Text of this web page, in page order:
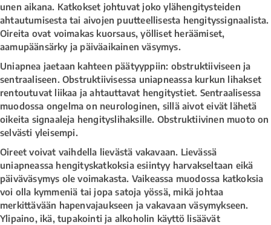
unen aikana. Katkokset johtuvat joko ylähengitysteiden
ahtautumisesta tai aivojen puutteellisesta hengityssignaalista.
Oireita ovat voimakas kuorsaus, yölliset heräämiset,
aamupäänsärky ja päiväaikainen väsymys.
Uniapnea jaetaan kahteen päätyyppiin: obstruktiiviseen ja
sentraaliseen. Obstruktiivisessa uniapneassa kurkun lihakset
rentoutuvat liikaa ja ahtauttavat hengitystiet. Sentraalisessa
muodossa ongelma on neurologinen, sillä aivot eivät lähetä
oikeita signaaleja hengityslihaksille. Obstruktiivinen muoto on
selvästi yleisempi.
Oireet voivat vaihdella lievästä vakavaan. Lievässä
uniapneassa hengityskatkoksia esiintyy harvakseltaan eikä
päiväväsymys ole voimakasta. Vaikeassa muodossa katkoksia
voi olla kymmeniä tai jopa satoja yössä, mikä johtaa
merkittävään hapenvajaukseen ja vakavaan väsymykseen.
Ylipaino, ikä, tupakointi ja alkoholin käyttö lisäävät